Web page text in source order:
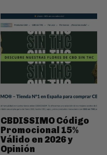
CBDISSIMO Código
Promocional 15%
Válido en 2026 y
Opinión